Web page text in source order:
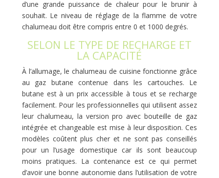
d’une grande puissance de chaleur pour le brunir à
souhait. Le niveau de réglage de la flamme de votre
chalumeau doit être compris entre 0 et 1000 degrés.
SELON LE TYPE DE RECHARGE ET
LA CAPACITÉ
À l’allumage, le chalumeau de cuisine fonctionne grâce
au gaz butane contenue dans les cartouches. Le
butane est à un prix accessible à tous et se recharge
facilement. Pour les professionnelles qui utilisent assez
leur chalumeau, la version pro avec bouteille de gaz
intégrée et changeable est mise à leur disposition. Ces
modèles coûtent plus cher et ne sont pas conseillés
pour un l’usage domestique car ils sont beaucoup
moins pratiques. La contenance est ce qui permet
d’avoir une bonne autonomie dans l’utilisation de votre